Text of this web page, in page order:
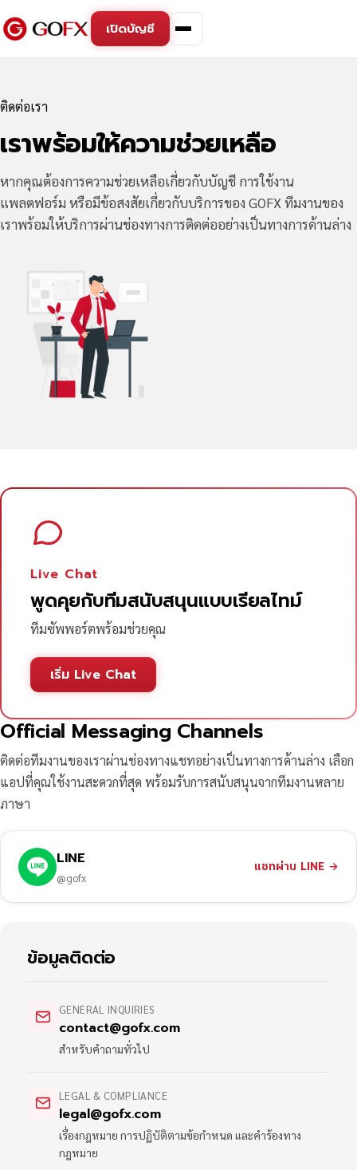
เปิดบัญชี
ติดต่อเรา
เราพร้อมให้ความช่วยเหลือ
หากคุณต้องการความช่วยเหลือเกี่ยวกับบัญชี การใช้งาน
แพลตฟอร์ม หรือมีข้อสงสัยเกี่ยวกับบริการของ GOFX ทีมงานของ
เราพร้อมให้บริการผ่านช่องทางการติดต่ออย่างเป็นทางการด้านล่าง
Live Chat
พูดคุยกับทีมสนับสนุนแบบเรียลไทม์
ทีมซัพพอร์ตพร้อมช่วยคุณ
เริ่ม Live Chat
Official Messaging Channels
ติดต่อทีมงานของเราผ่านช่องทางแชทอย่างเป็นทางการด้านล่าง เลือก
แอปที่คุณใช้งานสะดวกที่สุด พร้อมรับการสนับสนุนจากทีมงานหลาย
ภาษา
LINE
@gofx
แชทผ่าน LINE →
ข้อมูลติดต่อ
GENERAL INQUIRIES
contact@gofx.com
สำหรับคำถามทั่วไป
LEGAL & COMPLIANCE
legal@gofx.com
เรื่องกฎหมาย การปฏิบัติตามข้อกำหนด และคำร้องทาง
กฎหมาย